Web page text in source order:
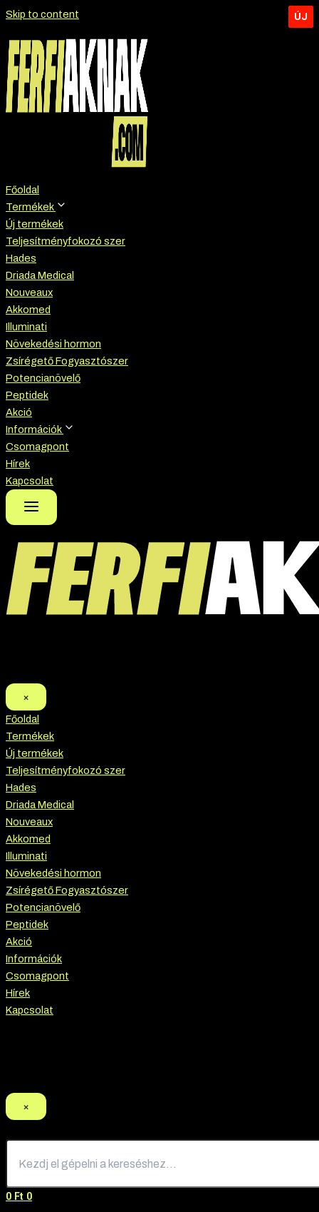
Skip to content
Főoldal
Termékek
Új termékek
Teljesítményfokozó szer
Hades
Driada Medical
Nouveaux
Akkomed
Illuminati
Növekedési hormon
Zsírégető Fogyasztószer
Potencianövelő
Peptidek
Akció
Információk
Csomagpont
Hírek
Kapcsolat
×
Főoldal
Termékek
Új termékek
Teljesítményfokozó szer
Hades
Driada Medical
Nouveaux
Akkomed
Illuminati
Növekedési hormon
Zsírégető Fogyasztószer
Potencianövelő
Peptidek
Akció
Információk
Csomagpont
Hírek
Kapcsolat
×
0 Ft 0
ÚJ
ÚJ
ÚJ